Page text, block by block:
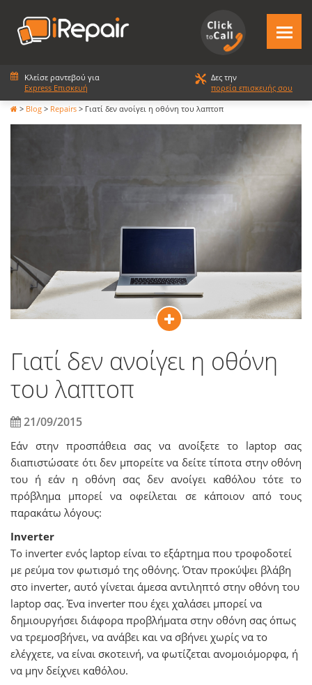
Κλείσε ραντεβού για
Express Επισκευή
Δες την
πορεία επισκευής σου
> Blog > Repairs > Γιατί δεν ανοίγει η οθόνη του λαπτοπ
Γιατί δεν ανοίγει η οθόνη
του λαπτοπ
21/09/2015
Εάν στην προσπάθεια σας να ανοίξετε το laptop σας
διαπιστώσατε ότι δεν μπορείτε να δείτε τίποτα στην οθόνη
του ή εάν η οθόνη σας δεν ανοίγει καθόλου τότε το
πρόβλημα μπορεί να οφείλεται σε κάποιον από τους
παρακάτω λόγους:
Inverter
Το inverter ενός laptop είναι το εξάρτημα που τροφοδοτεί
με ρεύμα τον φωτισμό της οθόνης. Όταν προκύψει βλάβη
στο inverter, αυτό γίνεται άμεσα αντιληπτό στην οθόνη του
laptop σας. Ένα inverter που έχει χαλάσει μπορεί να
δημιουργήσει διάφορα προβλήματα στην οθόνη σας όπως
να τρεμοσβήνει, να ανάβει και να σβήνει χωρίς να το
ελέγχετε, να είναι σκοτεινή, να φωτίζεται ανομοιόμορφα, ή
να μην δείχνει καθόλου.